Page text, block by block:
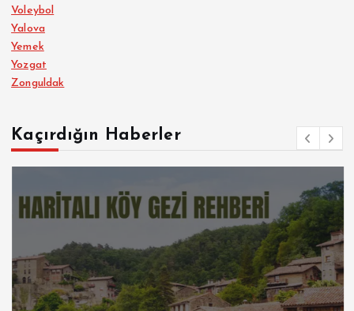
Voleybol
Yalova
Yemek
Yozgat
Zonguldak
Kaçırdığın Haberler